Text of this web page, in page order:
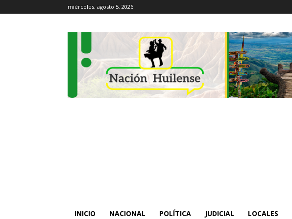
miércoles, agosto 5, 2026
INICIO NACIONAL POLÍTICA JUDICIAL LOCALES